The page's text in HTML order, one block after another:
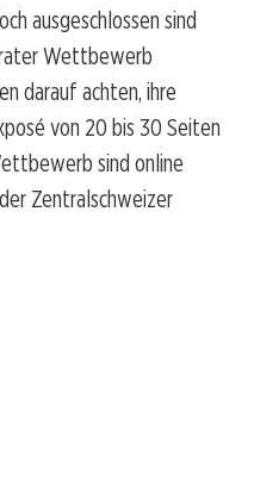
ausgeschlossen sind
Wettbewerb
darauf achten, ihre
von 20 bis 30 Seiten
sind online
Zentralschweizer